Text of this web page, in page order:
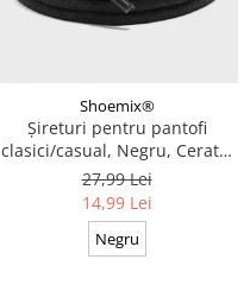
Shoemix®
Șireturi pentru pantofi
clasici/casual, Negru, Cerate,
Calitate premium, 110 cm x
0.3 cm
27,99 Lei
14,99 Lei
Negru